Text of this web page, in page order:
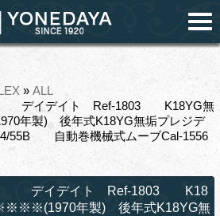
» ALL
デイデイト Ref-1803 K18YG無
製) 後年式K18YG無垢プレジデ
55B 自動巻機械式ムーブCal-1556
デイデイト Ref-1803 K18
年製) 後年式K18YG無